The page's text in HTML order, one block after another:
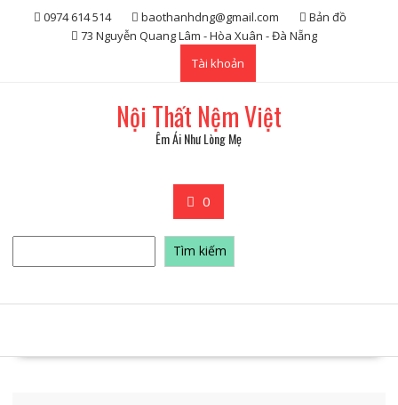
0974 614 514 baothanhdng@gmail.com
Bản đồ
73 Nguyễn Quang Lâm - Hòa Xuân - Đà Nẵng
Tài khoản
Nội Thất Nệm Việt
Êm Ái Như Lòng Mẹ
0
Tìm
kiếm
Tìm kiếm